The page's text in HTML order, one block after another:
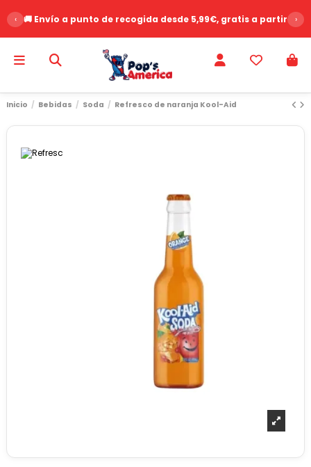
‹ 🚚 Envío a punto de recogida desde 5,99€, gratis a partir de
›
Inicio Bebidas Soda Refresco de naranja Kool-Aid